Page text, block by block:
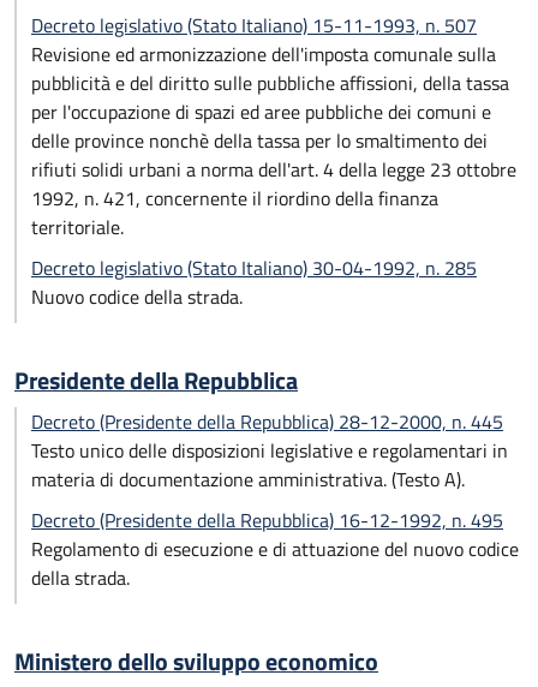
Decreto legislativo (Stato Italiano) 15-11-1993, n. 507
Revisione ed armonizzazione dell'imposta comunale sulla
pubblicità e del diritto sulle pubbliche affissioni, della tassa
per l'occupazione di spazi ed aree pubbliche dei comuni e
delle province nonchè della tassa per lo smaltimento dei
rifiuti solidi urbani a norma dell'art. 4 della legge 23 ottobre
1992, n. 421, concernente il riordino della finanza
territoriale.
Decreto legislativo (Stato Italiano) 30-04-1992, n. 285
Nuovo codice della strada.
Presidente della Repubblica
Decreto (Presidente della Repubblica) 28-12-2000, n. 445
Testo unico delle disposizioni legislative e regolamentari in
materia di documentazione amministrativa. (Testo A).
Decreto (Presidente della Repubblica) 16-12-1992, n. 495
Regolamento di esecuzione e di attuazione del nuovo codice
della strada.
Ministero dello sviluppo economico